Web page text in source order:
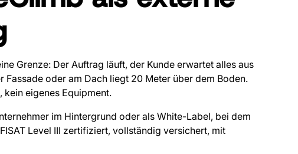
Grenze: Der Auftrag läuft, der Kunde erwartet alles aus
oder am Dach liegt 20 Meter über dem Boden.
kein eigenes Equipment.
im Hintergrund oder als White-Label, bei dem
Level III zertifiziert, vollständig versichert, mit